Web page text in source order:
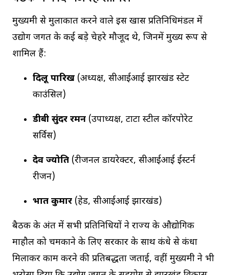
मुख्यमंत्री से मुलाकात करने वाले इस खास प्रतिनिधिमंडल में
उद्योग जगत के कई बड़े चेहरे मौजूद थे, जिनमें मुख्य रूप से
शामिल हैं:
दिलू पारिख (अध्यक्ष, सीआईआई झारखंड स्टेट
काउंसिल)
डीबी सुंदर रमन (उपाध्यक्ष, टाटा स्टील कॉरपोरेट
सर्विस)
देव ज्योति (रीजनल डायरेक्टर, सीआईआई ईस्टर्न
रीजन)
प्रभात कुमार (हेड, सीआईआई झारखंड)
बैठक के अंत में सभी प्रतिनिधियों ने राज्य के औद्योगिक
माहौल को चमकाने के लिए सरकार के साथ कंधे से कंधा
मिलाकर काम करने की प्रतिबद्धता जताई, वहीं मुख्यमंत्री ने भी